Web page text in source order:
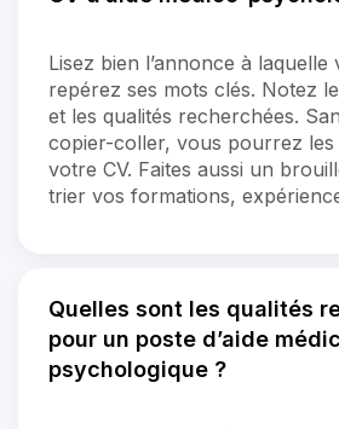
Lisez bien l’annonce à
repérez ses mots clés. Notez
et les qualités recherchées.
copier-coller, vous pourrez les
votre CV. Faites aussi un
trier vos formations,
Quelles sont les qualités
pour un poste d’aide
psychologique ?